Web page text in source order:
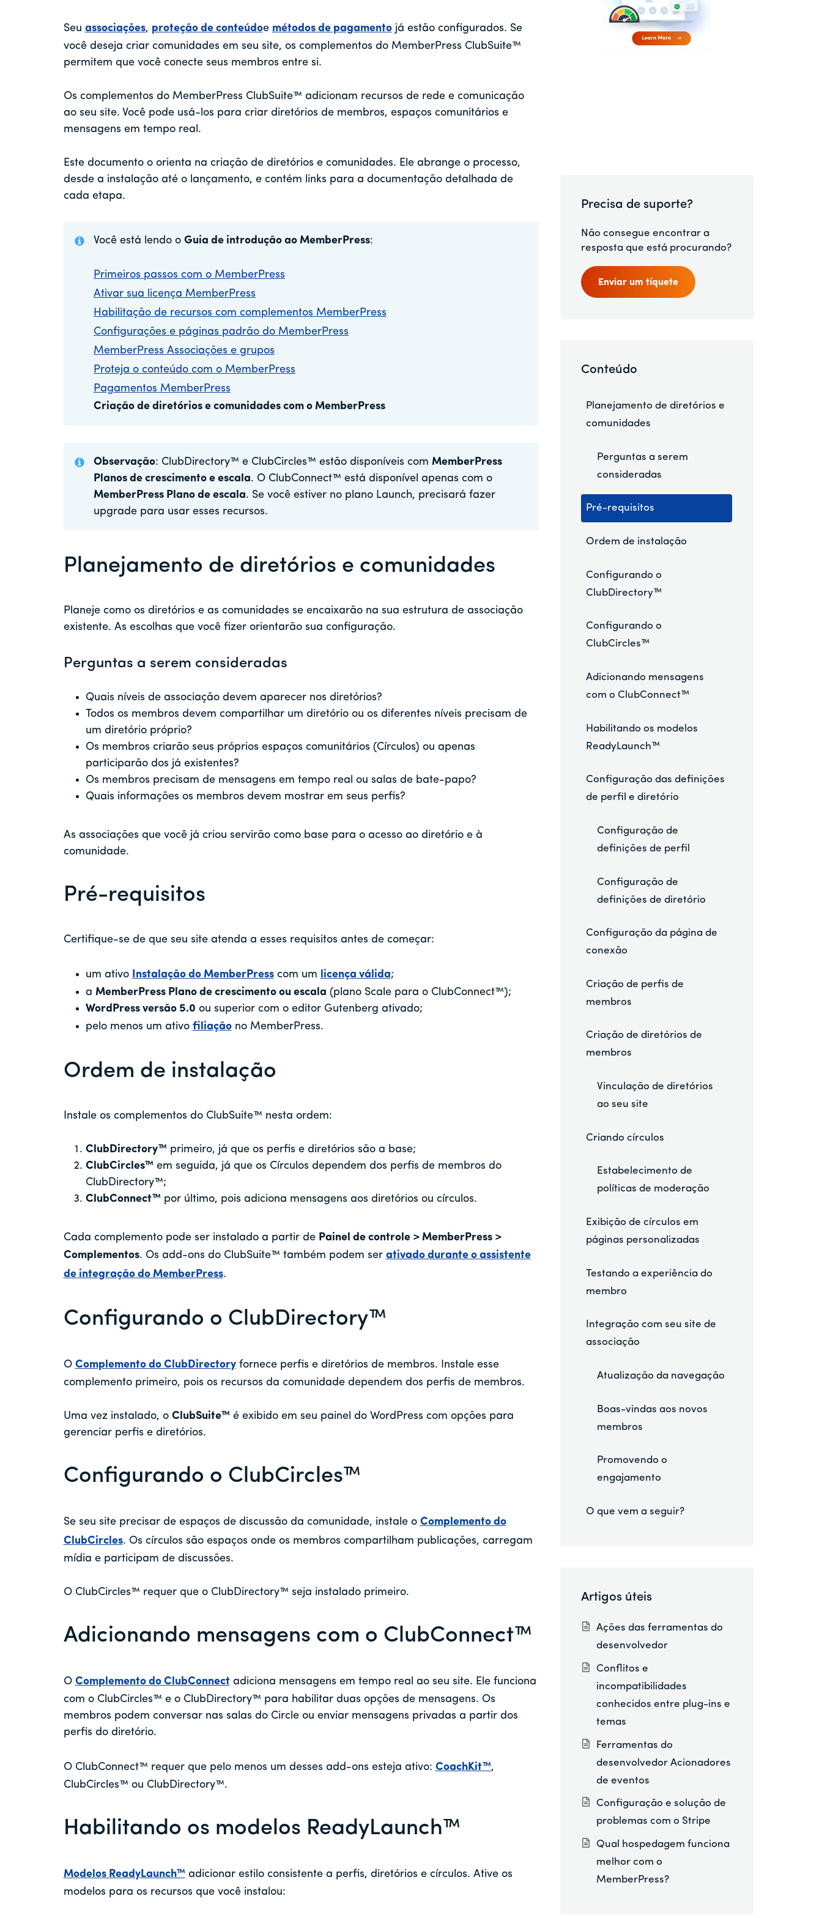
Seu associações, proteção de conteúdoe métodos de pagamentojá estão configurados. Se
você deseja criar comunidades em seu site, os complementos do MemberPress ClubSuite™
permitem que você conecte seus membros entre si.
Os complementos do MemberPress ClubSuite™ adicionam recursos de rede e comunicação
ao seu site. Você pode usá-los para criar diretórios de membros, espaços comunitários e
mensagens em tempo real.
Este documento o orienta na criação de diretórios e comunidades. Ele abrange o processo,
desde a instalação até o lançamento, e contém links para a documentação detalhada de
cada etapa.
Você está lendo o Guia de introdução ao MemberPress:
Primeiros passos com o MemberPress
Ativar sua licença MemberPress
Habilitação de recursos com complementos MemberPress
Configurações e páginas padrão do MemberPress
MemberPress Associações e grupos
Proteja o conteúdo com o MemberPress
Pagamentos MemberPress
Criação de diretórios e comunidades com o MemberPress
Observação: ClubDirectory™ e ClubCircles™ estão disponíveis com MemberPress
Planos de crescimento e escala. O ClubConnect™ está disponível apenas com o
MemberPress Plano de escala. Se você estiver no plano Launch, precisará fazer
upgrade para usar esses recursos.
Planejamento de diretórios e comunidades
Planeje como os diretórios e as comunidades se encaixarão na sua estrutura de associação
existente. As escolhas que você fizer orientarão sua configuração.
Perguntas a serem consideradas
Quais níveis de associação devem aparecer nos diretórios?
Todos os membros devem compartilhar um diretório ou os diferentes níveis precisam de
um diretório próprio?
Os membros criarão seus próprios espaços comunitários (Círculos) ou apenas
participarão dos já existentes?
Os membros precisam de mensagens em tempo real ou salas de bate-papo?
Quais informações os membros devem mostrar em seus perfis?
As associações que você já criou servirão como base para o acesso ao diretório e à
comunidade.
Pré-requisitos
Certifique-se de que seu site atenda a esses requisitos antes de começar:
um ativo Instalação do MemberPresscom um licença válida;
a MemberPress Plano de crescimento ou escala (plano Scale para o ClubConnect™);
WordPress versão 5.0 ou superior com o editor Gutenberg ativado;
pelo menos um ativo filiaçãono MemberPress.
Ordem de instalação
Instale os complementos do ClubSuite™ nesta ordem:
ClubDirectory™ primeiro, já que os perfis e diretórios são a base;
ClubCircles™ em seguida, já que os Círculos dependem dos perfis de membros do
ClubDirectory™;
ClubConnect™ por último, pois adiciona mensagens aos diretórios ou círculos.
Cada complemento pode ser instalado a partir de Painel de controle > MemberPress >
Complementos. Os add-ons do ClubSuite™ também podem ser ativado durante o assistente
de integração do MemberPress.
Configurando o ClubDirectory™
O Complemento do ClubDirectoryfornece perfis e diretórios de membros. Instale esse
complemento primeiro, pois os recursos da comunidade dependem dos perfis de membros.
Uma vez instalado, o ClubSuite™ é exibido em seu painel do WordPress com opções para
gerenciar perfis e diretórios.
Configurando o ClubCircles™
Se seu site precisar de espaços de discussão da comunidade, instale o Complemento do
ClubCircles. Os círculos são espaços onde os membros compartilham publicações, carregam
mídia e participam de discussões.
O ClubCircles™ requer que o ClubDirectory™ seja instalado primeiro.
Adicionando mensagens com o ClubConnect™
O Complemento do ClubConnectadiciona mensagens em tempo real ao seu site. Ele funciona
com o ClubCircles™ e o ClubDirectory™ para habilitar duas opções de mensagens. Os
membros podem conversar nas salas do Circle ou enviar mensagens privadas a partir dos
perfis do diretório.
O ClubConnect™ requer que pelo menos um desses add-ons esteja ativo: CoachKit™,
ClubCircles™ ou ClubDirectory™.
Habilitando os modelos ReadyLaunch™
Modelos ReadyLaunch™ adicionar estilo consistente a perfis, diretórios e círculos. Ative os
modelos para os recursos que você instalou:
Precisa de suporte?
Não consegue encontrar a
resposta que está procurando?
Enviar um tíquete
Conteúdo
Planejamento de diretórios e
comunidades
Perguntas a serem
consideradas
Pré-requisitos
Ordem de instalação
Configurando o
ClubDirectory™
Configurando o
ClubCircles™
Adicionando mensagens
com o ClubConnect™
Habilitando os modelos
ReadyLaunch™
Configuração das definições
de perfil e diretório
Configuração de
definições de perfil
Configuração de
definições de diretório
Configuração da página de
conexão
Criação de perfis de
membros
Criação de diretórios de
membros
Vinculação de diretórios
ao seu site
Criando círculos
Estabelecimento de
políticas de moderação
Exibição de círculos em
páginas personalizadas
Testando a experiência do
membro
Integração com seu site de
associação
Atualização da navegação
Boas-vindas aos novos
membros
Promovendo o
engajamento
O que vem a seguir?
Artigos úteis
Ações das ferramentas do
desenvolvedor
Conflitos e
incompatibilidades
conhecidos entre plug-ins e
temas
Ferramentas do
desenvolvedor Acionadores
de eventos
Configuração e solução de
problemas com o Stripe
Qual hospedagem funciona
melhor com o
MemberPress?